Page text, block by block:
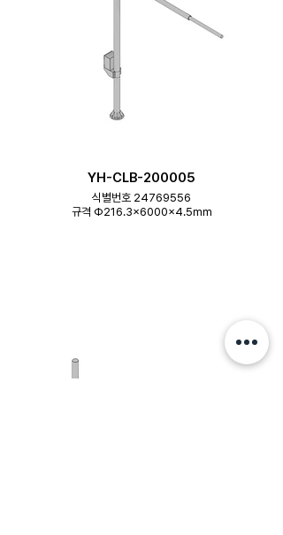
YH-CLB-200005
식별번호 24769556
규격 Φ216.3×6000×4.5mm